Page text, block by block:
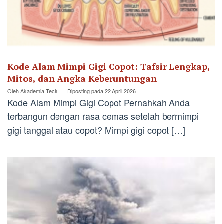
Kode Alam Mimpi Gigi Copot: Tafsir Lengkap,
Mitos, dan Angka Keberuntungan
OlehAkademia Tech Diposting pada22 April 2026
Kode Alam Mimpi Gigi Copot Pernahkah Anda
terbangun dengan rasa cemas setelah bermimpi
gigi tanggal atau copot? Mimpi gigi copot […]